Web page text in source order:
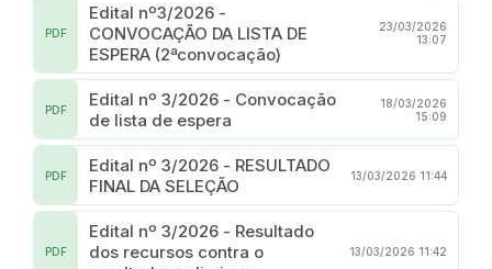
Edital nº3/2026 -
CONVOCAÇÃO DA LISTA DE
ESPERA (2ªconvocação)
PDF
23/03/2026
13:07
Edital nº 3/2026 - Convocação
de lista de espera
PDF
18/03/2026
15:09
Edital nº 3/2026 - RESULTADO
FINAL DA SELEÇÃO
PDF 13/03/2026 11:44
Edital nº 3/2026 - Resultado
dos recursos contra o
PDF 13/03/2026 11:42